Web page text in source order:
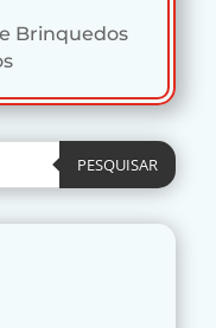
Brinquedos
PESQUISAR